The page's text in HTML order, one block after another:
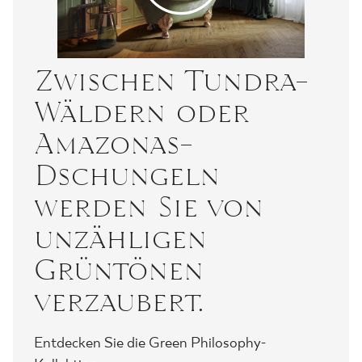
Zwischen Tundra-
Wäldern oder
Amazonas-
Dschungeln
werden Sie von
unzähligen
Grüntönen
verzaubert.
Entdecken Sie die Green Philosophy-